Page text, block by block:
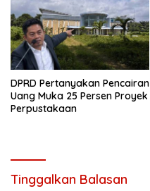
DPRD Pertanyakan Pencairan
Uang Muka 25 Persen Proyek
Perpustakaan
Tinggalkan Balasan